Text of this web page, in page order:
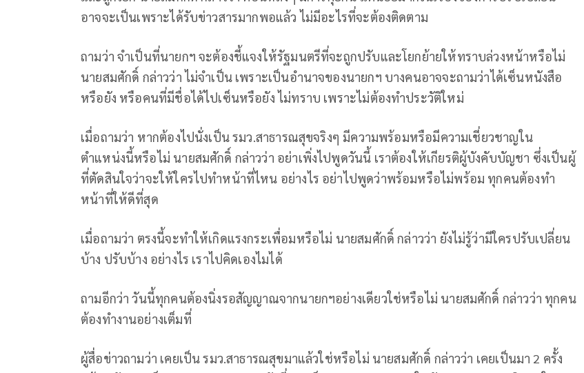
อาจจะเป็นเพราะได้รับข่าวสารมากพอแล้ว ไม่มีอะไรที่จะต้องติดตาม
ถามว่า จำเป็นที่นายกฯ จะต้องชี้แจงให้รัฐมนตรีที่จะถูกปรับและโยกย้ายให้ทราบล่วงหน้าหรือไม่
นายสมศักดิ์ กล่าวว่า ไม่จำเป็น เพราะเป็นอำนาจของนายกฯ บางคนอาจจะถามว่าได้เซ็นหนังสือ
หรือยัง หรือคนที่มีชื่อได้ไปเซ็นหรือยัง ไม่ทราบ เพราะไม่ต้องทำประวัติใหม่
เมื่อถามว่า หากต้องไปนั่งเป็น รมว.สาธารณสุขจริงๆ มีความพร้อมหรือมีความเชี่ยวชาญใน
ตำแหน่งนี้หรือไม่ นายสมศักดิ์ กล่าวว่า อย่าเพิ่งไปพูดวันนี้ เราต้องให้เกียรติผู้บังคับบัญชา ซึ่งเป็นผู้
ที่ตัดสินใจว่าจะให้ใครไปทำหน้าที่ไหน อย่างไร อย่าไปพูดว่าพร้อมหรือไม่พร้อม ทุกคนต้องทำ
หน้าที่ให้ดีที่สุด
เมื่อถามว่า ตรงนี้จะทำให้เกิดแรงกระเพื่อมหรือไม่ นายสมศักดิ์ กล่าวว่า ยังไม่รู้ว่ามีใครปรับเปลี่ยน
บ้าง ปรับบ้าง อย่างไร เราไปคิดเองไมได้
ถามอีกว่า วันนี้ทุกคนต้องนิ่งรอสัญญาณจากนายกฯอย่างเดียวใช่หรือไม่ นายสมศักดิ์ กล่าวว่า ทุกคน
ต้องทำงานอย่างเต็มที่
ผู้สื่อข่าวถามว่า เคยเป็น รมว.สาธารณสุขมาแล้วใช่หรือไม่ นายสมศักดิ์ กล่าวว่า เคยเป็นมา 2 ครั้ง